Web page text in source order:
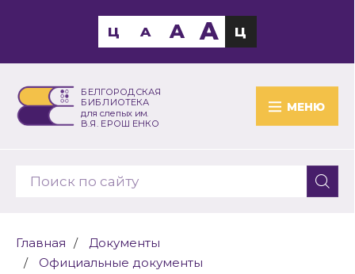
БЕЛГОРОДСКАЯ
БИБЛИОТЕКА
для слепых им.
В.Я. ЕРОШЕНКО
МЕНЮ
Ц A A A Ц
Главная
Документы
Официальные документы